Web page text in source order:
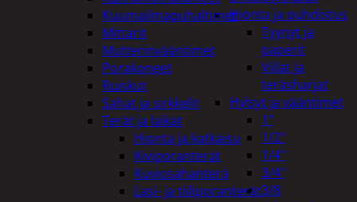
Hionta ja puhdistus
Tyynyt ja
paperit
Viilat ja
teräsharjat
Hylsyt ja vääntimet
1"
1/2"
1/4"
3/4"
3/8
Kuumailmapuhaltimet
Mittarit
Mutterinvääntimet
Porakoneet
Ruiskut
Sahat ja sirkkelit
Terät ja laikat
Hionta ja katkaisu
Kiviporanterät
Kuviosahanterä
Lasi- ja tiiliporanterät